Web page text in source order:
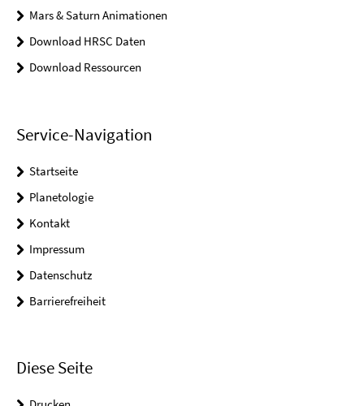
Mars & Saturn Animationen
Download HRSC Daten
Download Ressourcen
Service-Navigation
Startseite
Planetologie
Kontakt
Impressum
Datenschutz
Barrierefreiheit
Diese Seite